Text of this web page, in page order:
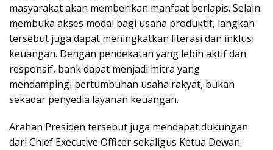
masyarakat akan memberikan manfaat berlapis. Selain
membuka akses modal bagi usaha produktif, langkah
tersebut juga dapat meningkatkan literasi dan inklusi
keuangan. Dengan pendekatan yang lebih aktif dan
responsif, bank dapat menjadi mitra yang
mendampingi pertumbuhan usaha rakyat, bukan
sekadar penyedia layanan keuangan.
Arahan Presiden tersebut juga mendapat dukungan
dari Chief Executive Officer sekaligus Ketua Dewan